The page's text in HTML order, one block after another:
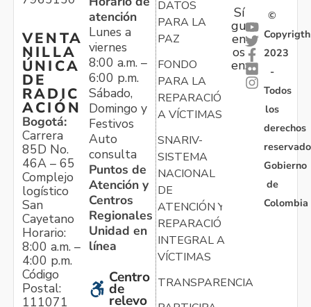
VENTA
NILLA
ÚNICA
DE
RADIC
ACIÓN
Bogotá:
Carrera
85D No.
46A – 65
Complejo
logístico
San
Cayetano
Horario:
8:00 a.m. –
4:00 p.m.
Código
Postal:
111071
atención
Lunes a
viernes
8:00 a.m. –
6:00 p.m.
Sábado,
Domingo y
Festivos
Auto
consulta
Puntos de
Atención y
Centros
Regionales
Unidad en
línea
Centro
de
relevo
DATOS
PARA LA
PAZ
FONDO
PARA LA
REPARACIÓN
A VÍCTIMAS
SNARIV-
SISTEMA
NACIONAL
DE
ATENCIÓN Y
REPARACIÓN
INTEGRAL A
VÍCTIMAS
TRANSPARENCIA
Sí
gu
en
os
en:
©
Copyrigth
2023
-
Todos
los
derechos
Gobierno
de
Colombia